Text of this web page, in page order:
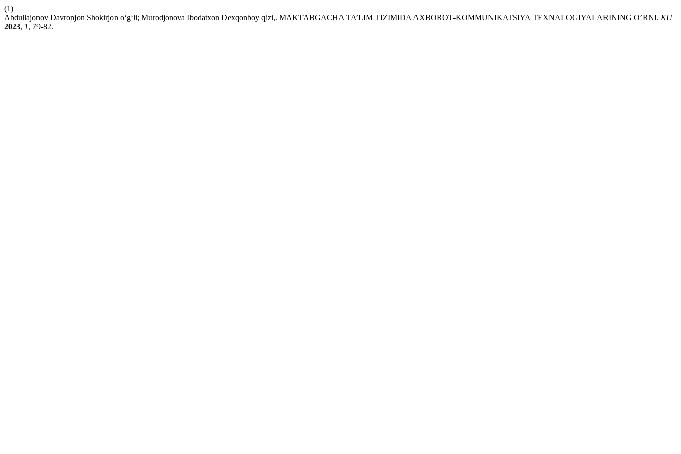
(1)
Abdullajonov Davronjon Shokirjon o‘g‘li; Murodjonova Ibodatxon Dexqonboy qizi,. MAKTABGACHA TA’LIM TIZIMIDA AXBOROT-KOMMUNIKATSIYA TEXNALOGIYALARINING O’RNI. KU
2023, 1, 79-82.